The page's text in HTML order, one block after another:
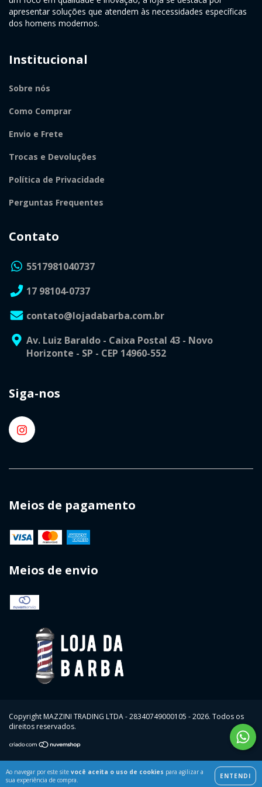
Ao navegar por este site você aceita o uso de cookies para agilizar a
sua experiência de compra.
ENTENDI
apresentar soluções que atendem às necessidades específicas
dos homens modernos.
Institucional
Sobre nós
Como Comprar
Envio e Frete
Trocas e Devoluções
Política de Privacidade
Perguntas Frequentes
Contato
5517981040737
17 98104-0737
contato@lojadabarba.com.br
Av. Luiz Baraldo - Caixa Postal 43 - Novo
Horizonte - SP - CEP 14960-552
Siga-nos
Meios de pagamento
Meios de envio
Copyright MAZZINI TRADING LTDA - 28340749000105 - 2026. Todos os
direitos reservados.